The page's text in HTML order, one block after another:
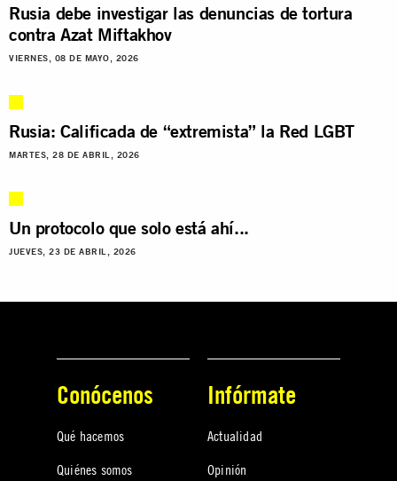
Rusia debe investigar las denuncias de tortura
contra Azat Miftakhov
VIERNES, 08 DE MAYO, 2026
Rusia: Calificada de “extremista” la Red LGBT
MARTES, 28 DE ABRIL, 2026
Un protocolo que solo está ahí...
JUEVES, 23 DE ABRIL, 2026
Conócenos
Qué hacemos
Quiénes somos
Infórmate
Actualidad
Opinión